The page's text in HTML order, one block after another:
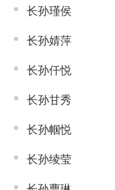
长孙瑾侯
长孙婧萍
长孙仟悦
长孙甘秀
长孙帼悦
长孙绫莹